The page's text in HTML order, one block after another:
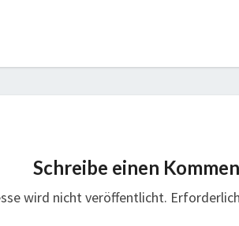
Schreibe einen
wird nicht veröffentlicht.